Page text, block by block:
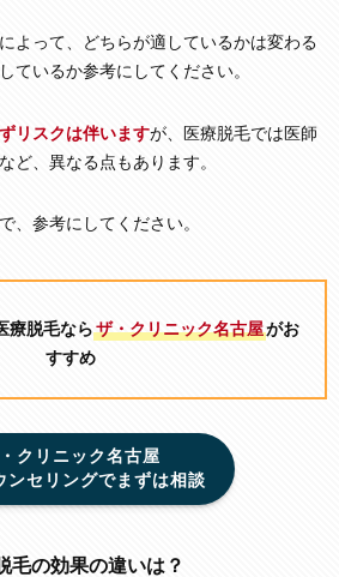
よって、どちらが適しているかは変わる
ているか参考にしてください。
リスクは伴いますが、医療脱毛では医師
ど、異なる点もあります。
、参考にしてください。
療脱毛なら ザ・クリニック名古屋がお
すすめ
クリニック名古屋
ンセリングでまずは相談
毛の効果の違いは？